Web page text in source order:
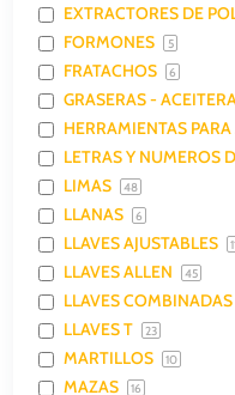
EXTRACTORES DE
FORMONES 5
FRATACHOS 6
GRASERAS -
HERRAMIENTAS
LETRAS Y NUMEROS
LIMAS 48
LLANAS 6
LLAVES AJUSTABLES
LLAVES ALLEN 45
LLAVES COMBINADAS
LLAVES T 23
MARTILLOS 10
MAZAS 16